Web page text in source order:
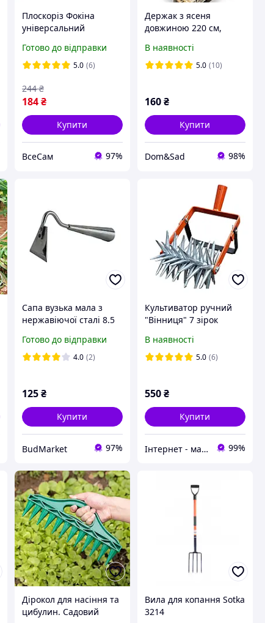
Плоскоріз Фокіна
універсальний
Готово до відправки
5.0 (6)
184 ₴
244 ₴
Купити
ВсеСам 97%
Держак з ясеня
довжиною 220 см,
В наявності
5.0 (10)
160₴
Купити
Dom&Sad 98%
Сапа вузька мала з
нержавіючої сталі 8.5
Готово до відправки
4.0 (2)
125 ₴
Купити
BudMarket 97%
Культиватор ручний
"Вінниця" 7 зірок
В наявності
5.0 (6)
550₴
Купити
Інтернет - магазин "СанПал" 99%
Дірокол для насіння та
цибулин. Садовий
Вила для копання Sotka
3214